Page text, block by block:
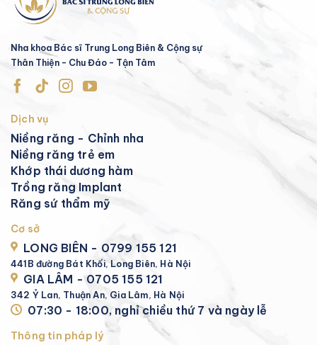
Nha khoa Bác sĩ Trung Long Biên & Cộng sự
Thân Thiện - Chu Đáo - Tận Tâm
Dịch vụ
Niềng răng - Chỉnh nha
Niềng răng trẻ em
Khớp thái dương hàm
Trồng răng Implant
Răng sứ thẩm mỹ
Cơ sở
LONG BIÊN - 0799 155 121
441B đường Bát Khối, Long Biên, Hà Nội
GIA LÂM - 0705 155 121
342 Ỷ Lan, Thuận An, Gia Lâm, Hà Nội
07:30 - 18:00, nghỉ chiều thứ 7 và ngày lễ
Thông tin pháp lý